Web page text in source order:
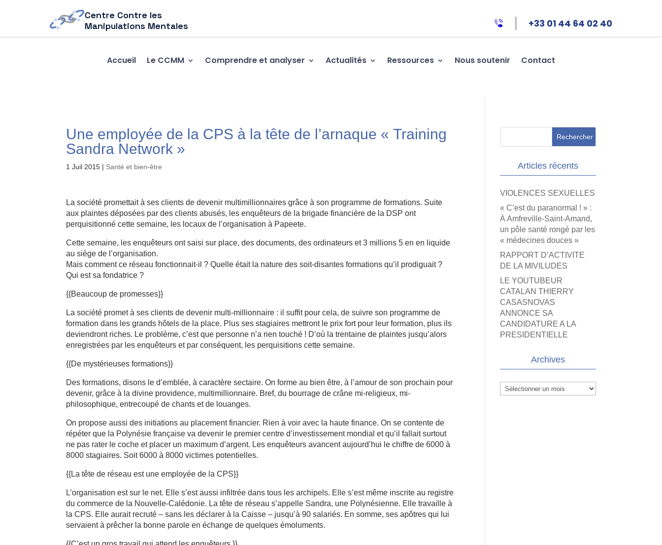
Centre Contre les
Manipulations Mentales
+33 01 44 64 02 40
Accueil Le CCMM Comprendre et analyser Actualités Ressources Nous soutenir Contact
Une employée de la CPS à la tête de l’arnaque « Training
Sandra Network »
1 Juil 2015 | Santé et bien-être
La société promettait à ses clients de devenir multimillionnaires grâce à son programme de formations. Suite
aux plaintes déposées par des clients abusés, les enquêteurs de la brigade financière de la DSP ont
perquisitionné cette semaine, les locaux de l’organisation à Papeete.
Cette semaine, les enquêteurs ont saisi sur place, des documents, des ordinateurs et 3 millions 5 en en liquide
au siège de l’organisation.
Mais comment ce réseau fonctionnait-il ? Quelle était la nature des soit-disantes formations qu’il prodiguait ?
Qui est sa fondatrice ?
{{Beaucoup de promesses}}
La société promet à ses clients de devenir multi-millionnaire : il suffit pour cela, de suivre son programme de
formation dans les grands hôtels de la place. Plus ses stagiaires mettront le prix fort pour leur formation, plus ils
deviendront riches. Le problème, c’est que personne n’a rien touché ! D’où la trentaine de plaintes jusqu’alors
enregistrées par les enquêteurs et par conséquent, les perquisitions cette semaine.
{{De mystérieuses formations}}
Des formations, disons le d’emblée, à caractère sectaire. On forme au bien être, à l’amour de son prochain pour
devenir, grâce à la divine providence, multimillionnaire. Bref, du bourrage de crâne mi-religieux, mi-
philosophique, entrecoupé de chants et de louanges.
On propose aussi des initiations au placement financier. Rien à voir avec la haute finance. On se contente de
répéter que la Polynésie française va devenir le premier centre d’investissement mondial et qu’il fallait surtout
ne pas rater le coche et placer un maximum d’argent. Les enquêteurs avancent aujourd’hui le chiffre de 6000 à
8000 stagiaires. Soit 6000 à 8000 victimes potentielles.
{{La tête de réseau est une employée de la CPS}}
L’organisation est sur le net. Elle s’est aussi infiltrée dans tous les archipels. Elle s’est même inscrite au registre
du commerce de la Nouvelle-Calédonie. La tête de réseau s’appelle Sandra, une Polynésienne. Elle travaille à
la CPS. Elle aurait recruté – sans les déclarer à la Caisse – jusqu’à 90 salariés. En somme, ses apôtres qui lui
servaient à prêcher la bonne parole en échange de quelques émoluments.
Articles récents
VIOLENCES SEXUELLES
« C’est du paranormal ! » :
À Amfreville-Saint-Amand,
un pôle santé rongé par les
« médecines douces »
RAPPORT D’ACTIVITE
DE LA MIVILUDES
LE YOUTUBEUR
CATALAN THIERRY
CASASNOVAS
ANNONCE SA
CANDIDATURE A LA
PRESIDENTIELLE
Archives
Archives